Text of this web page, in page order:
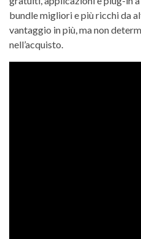
bundle migliori e più ricchi da
vantaggio in più, ma non
nell’acquisto.